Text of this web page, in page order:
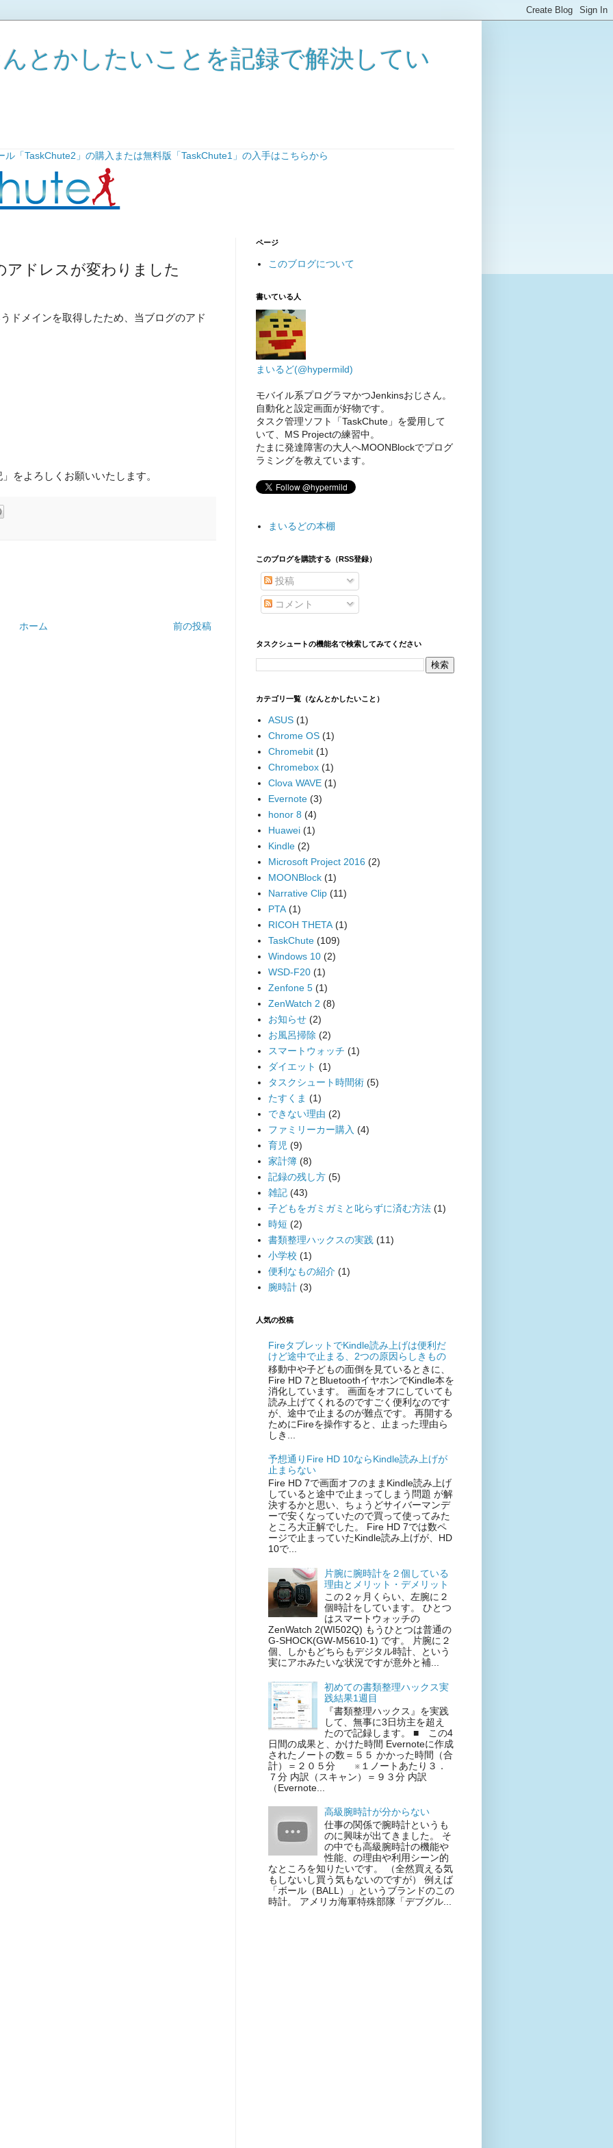
とかしたいことを記録で解決してい
「TaskChute2」の購入または無料版「TaskChute1」の入手はこちらから
アドレスが変わりました
ドメインを取得したため、当ブログのアド
をよろしくお願いいたします。
前の投稿
ホーム
ページ
このブログについて
書いている人
まいるど(@hypermild)
モバイル系プログラマかつJenkinsおじさん。
自動化と設定画面が好物です。
タスク管理ソフト「TaskChute」を愛用して
いて、MS Projectの練習中。
たまに発達障害の大人へMOONBlockでプログ
ラミングを教えています。
まいるどの本棚
このブログを購読する（RSS登録）
投稿
コメント
タスクシュートの機能名で検索してみてください
カテゴリ一覧（なんとかしたいこと）
ASUS (1)
Chrome OS (1)
Chromebit (1)
Chromebox (1)
Clova WAVE (1)
Evernote (3)
honor 8 (4)
Huawei (1)
Kindle (2)
Microsoft Project 2016 (2)
MOONBlock (1)
Narrative Clip (11)
PTA (1)
RICOH THETA (1)
TaskChute (109)
Windows 10 (2)
WSD-F20 (1)
Zenfone 5 (1)
ZenWatch 2 (8)
お知らせ (2)
お風呂掃除 (2)
スマートウォッチ (1)
ダイエット (1)
タスクシュート時間術 (5)
たすくま (1)
できない理由 (2)
ファミリーカー購入 (4)
育児 (9)
家計簿 (8)
記録の残し方 (5)
雑記 (43)
子どもをガミガミと叱らずに済む方法 (1)
時短 (2)
書類整理ハックスの実践 (11)
小学校 (1)
便利なもの紹介 (1)
腕時計 (3)
人気の投稿
FireタブレットでKindle読み上げは便利だ
けど途中で止まる、2つの原因らしきもの
移動中や子どもの面倒を見ているときに、
Fire HD 7とBluetoothイヤホンでKindle本を
消化しています。 画面をオフにしていても
読み上げてくれるのですごく便利なのです
が、途中で止まるのが難点です。 再開する
ためにFireを操作すると、止まった理由ら
しき...
予想通りFire HD 10ならKindle読み上げが
止まらない
Fire HD 7で画面オフのままKindle読み上げ
していると途中で止まってしまう問題 が解
決するかと思い、ちょうどサイバーマンデ
ーで安くなっていたので買って使ってみた
ところ大正解でした。 Fire HD 7では数ペ
ージで止まっていたKindle読み上げが、HD
10で...
片腕に腕時計を２個している
理由とメリット・デメリット
この２ヶ月くらい、左腕に２
個時計をしています。 ひとつ
はスマートウォッチの
ZenWatch 2(WI502Q) もうひとつは普通の
G-SHOCK(GW-M5610-1) です。 片腕に２
個、しかもどちらもデジタル時計、という
実にアホみたいな状況ですが意外と補...
初めての書類整理ハックス実
践結果1週目
『書類整理ハックス』を実践
して、無事に3日坊主を超え
たので記録します。 ■ この4
日間の成果と、かけた時間 Evernoteに作成
されたノートの数＝５５ かかった時間（合
計）＝２０５分 ※１ノートあたり３．
７分 内訳（スキャン）＝９３分 内訳
（Evernote...
高級腕時計が分からない
仕事の関係で腕時計というも
のに興味が出てきました。 そ
の中でも高級腕時計の機能や
性能、の理由や利用シーン的
なところを知りたいです。 （全然買える気
もしないし買う気もないのですが） 例えば
「ボール（BALL）」というブランドのこの
時計。 アメリカ海軍特殊部隊「デブグル...